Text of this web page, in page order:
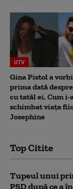
UTV
Gina Pistol a
prima dată
cu tatăl ei. Cum i-
schimbat viața
Josephine
Top Citite
Tupeul unui
PSD după ce a